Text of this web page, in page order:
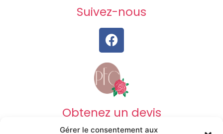
Gérer le consentement aux
Suivez-nous
Obtenez un devis